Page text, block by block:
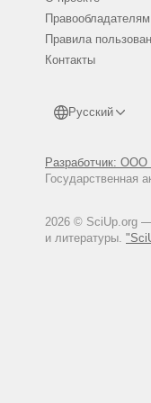
Правообладателям
Правила
Контакты
Русский
Разработчик: ООО
2026 © SciUp.org —
и литературы.